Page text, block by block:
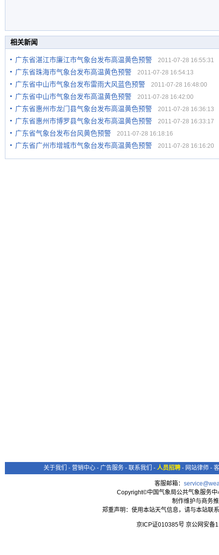
相关新闻
广东省湛江市廉江市气象台发布高温黄色预警 2011-07-28 16:55:31
广东省珠海市气象台发布高温黄色预警 2011-07-28 16:54:13
广东省中山市气象台发布雷雨大风蓝色预警 2011-07-28 16:48:00
广东省中山市气象台发布高温黄色预警 2011-07-28 16:42:00
广东省惠州市龙门县气象台发布高温黄色预警 2011-07-28 16:36:13
广东省惠州市博罗县气象台发布高温黄色预警 2011-07-28 16:33:17
广东省气象台发布台风黄色预警 2011-07-28 16:18:16
广东省广州市增城市气象台发布高温黄色预警 2011-07-28 16:16:20
关于我们 - 营销中心 - 广告服务 - 联系我们 - 人员招聘 - 网站律师 -
客服邮箱：
Copyright©中国气象局公共气象服务
制作维护与商务
郑重声明：使用本站天气信息，请与本站联
京ICP证010385号 京公网安备